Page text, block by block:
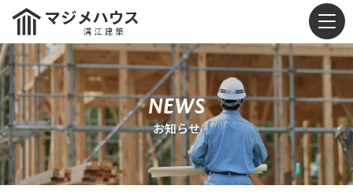
NEWS
お知らせ